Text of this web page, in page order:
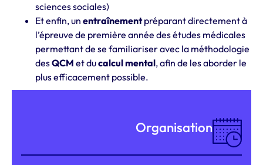
sciences sociales)
Et enfin, un entraînementpréparant directement à
l’épreuve de première année des études médicales
permettant de se familiariser avec la méthodologie
desQCM et ducalcul mental, afin de les aborder le
plus efficacement possible.
Organisation